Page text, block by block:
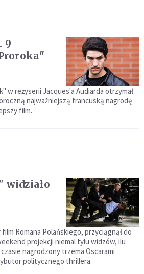
9
w reżyserii Jacques'a Audiarda otrzymał
najważniejszą francuską nagrodę
film.
widziało
Romana Polańskiego, przyciągnął do
projekcji niemal tylu widzów, ilu
nagrodzony trzema Oscarami
politycznego thrillera.